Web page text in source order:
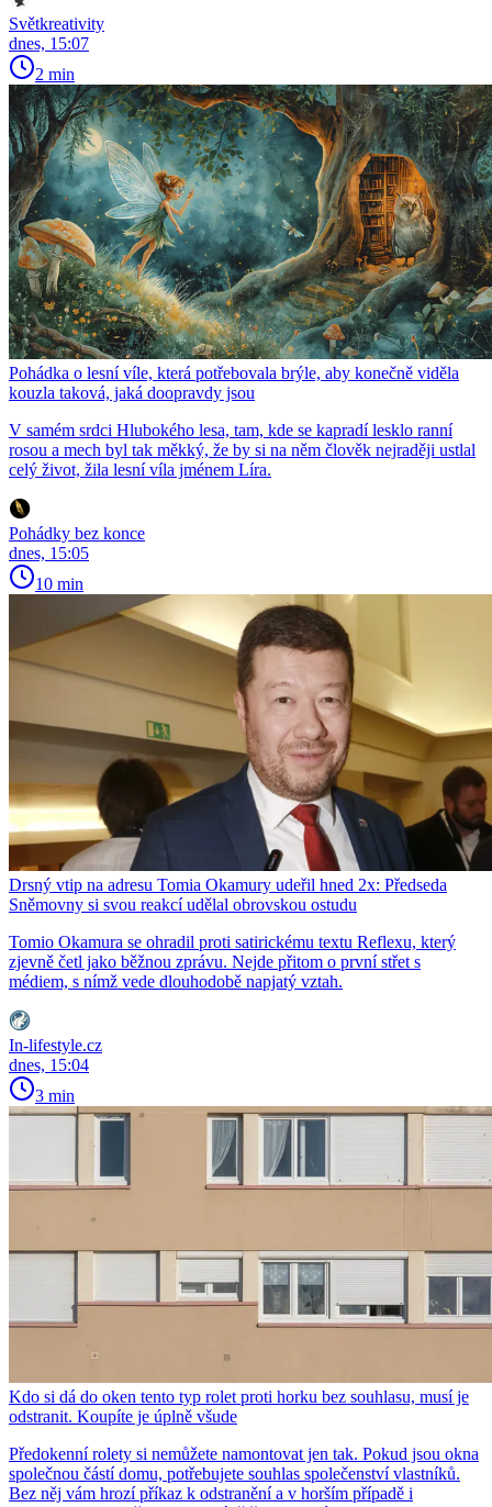
Světkreativity
dnes, 15:07
2 min
Pohádka o lesní víle, která potřebovala brýle, aby konečně viděla
kouzla taková, jaká doopravdy jsou
V samém srdci Hlubokého lesa, tam, kde se kapradí lesklo ranní
rosou a mech byl tak měkký, že by si na něm člověk nejraději ustlal
celý život, žila lesní víla jménem Líra.
Pohádky bez konce
dnes, 15:05
10 min
Drsný vtip na adresu Tomia Okamury udeřil hned 2x: Předseda
Sněmovny si svou reakcí udělal obrovskou ostudu
Tomio Okamura se ohradil proti satirickému textu Reflexu, který
zjevně četl jako běžnou zprávu. Nejde přitom o první střet s
médiem, s nímž vede dlouhodobě napjatý vztah.
In-lifestyle.cz
dnes, 15:04
3 min
Kdo si dá do oken tento typ rolet proti horku bez souhlasu, musí je
odstranit. Koupíte je úplně všude
Předokenní rolety si nemůžete namontovat jen tak. Pokud jsou okna
společnou částí domu, potřebujete souhlas společenství vlastníků.
Bez něj vám hrozí příkaz k odstranění a v horším případě i